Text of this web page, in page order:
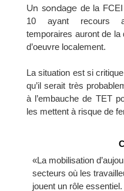
Un sondagede la FCEI
10 ayant recours
temporaires auront de
d’oeuvre localement.
La situation est si
qu’il serait très
à l’embauche de TET
les mettent à risque de
«La mobilisation
secteurs où les
jouent un rôle